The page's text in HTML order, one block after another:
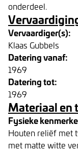
onderdeel.
Vervaardiger(s):
Klaas Gubbels
Datering vanaf:
1969
Datering tot:
1969
Materiaal en
Fysieke
Houten reliëf met
met matte witte